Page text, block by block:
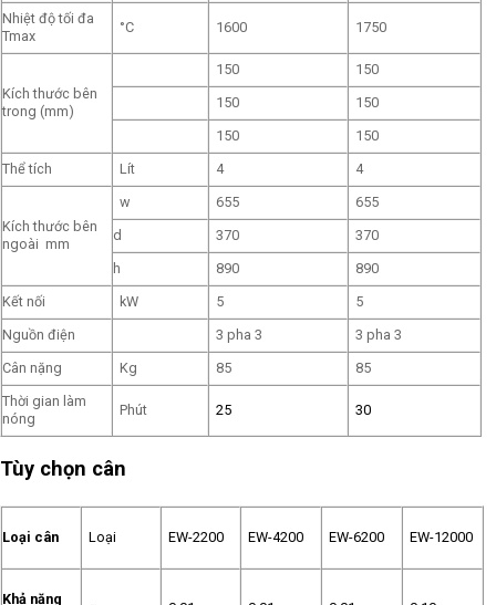
Nhiệt độ tối đa
Tmax
°C 1600 1750
Kích thước bên
trong (mm)
150
150
150
150
150
150
Thể tích
Lít 4 4
Kích thước bên
ngoài mm
w 655
655
d
370
370
h
890
890
Kết nối
kW 5
5
Nguồn điện
3 pha 3
3 pha 3
Cân nặng
Kg 85
85
Thời gian làm
nóng
Phút 25 30
Tùy chọn cân
Loại cân Loại EW-2200 EW-4200 EW-6200 EW-12000
Khả năng